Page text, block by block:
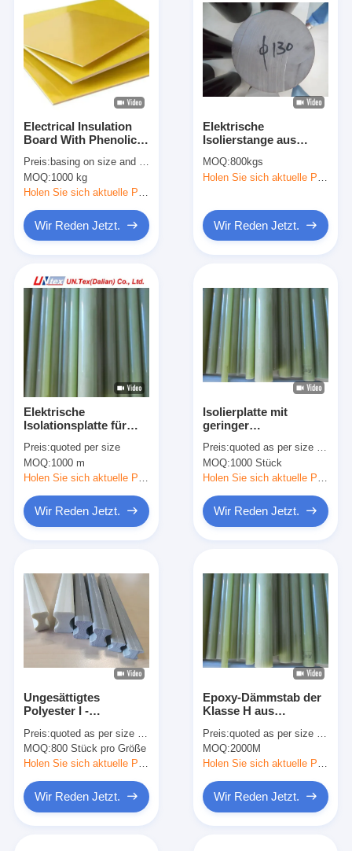
Produkte
Über uns
Qualitätskontrolle
Treten Sie mit uns in Verbindung
Klebendes Isolierungs-Band
Glasgewebe-Isolierungs-Band
Hitzebeständiges Isolierungs-Band
Glasgewebe-Klebstreifen
Polyimide-Film-Klebstreifen
Aluminiumfolie-Klebstreifen
Aluminiumfolie-Glasgewebe-Band
Folienbeschichtetes Kraftpapier
Aluminiumfolie-Fiberglas-Stoff
Electrical Insulation
Board With Phenolic
Electrical Applications
Preis: basing on size and quantity
MOQ:1000 kg
Holen Sie sich aktuelle Preis
Wir Reden Jetzt.
Elektrische
Isolierstange aus
Epoxidharz
industrieller Qualität
MOQ:800kgs
Wir Reden Jetzt.
Elektrische
Isolationsplatte für
Isolationswasserabsorption
≤ 0,05%
Preis:quoted per size
MOQ:1000 m
Holen Sie sich aktuelle Preis
Wir Reden Jetzt.
Isolierplatte mit
geringer
Vakuuminjektions-
Epoxypultrusion
Preis:quoted as per size and quantity
MOQ:1000 Stück
Holen Sie sich aktuelle Preis
Wir Reden Jetzt.
Ungesättigtes
Polyester I -
aus Glasfaser für
Transformatorspangen
Preis:quoted as per size and quantity
MOQ:800 Stück pro Größe
Holen Sie sich aktuelle Preis
Wir Reden Jetzt.
Epoxy-Dämmstab der
Klasse H aus
Glasfaser
Preis:quoted as per size and quantity
MOQ:2000M
Holen Sie sich aktuelle Preis
Wir Reden Jetzt.